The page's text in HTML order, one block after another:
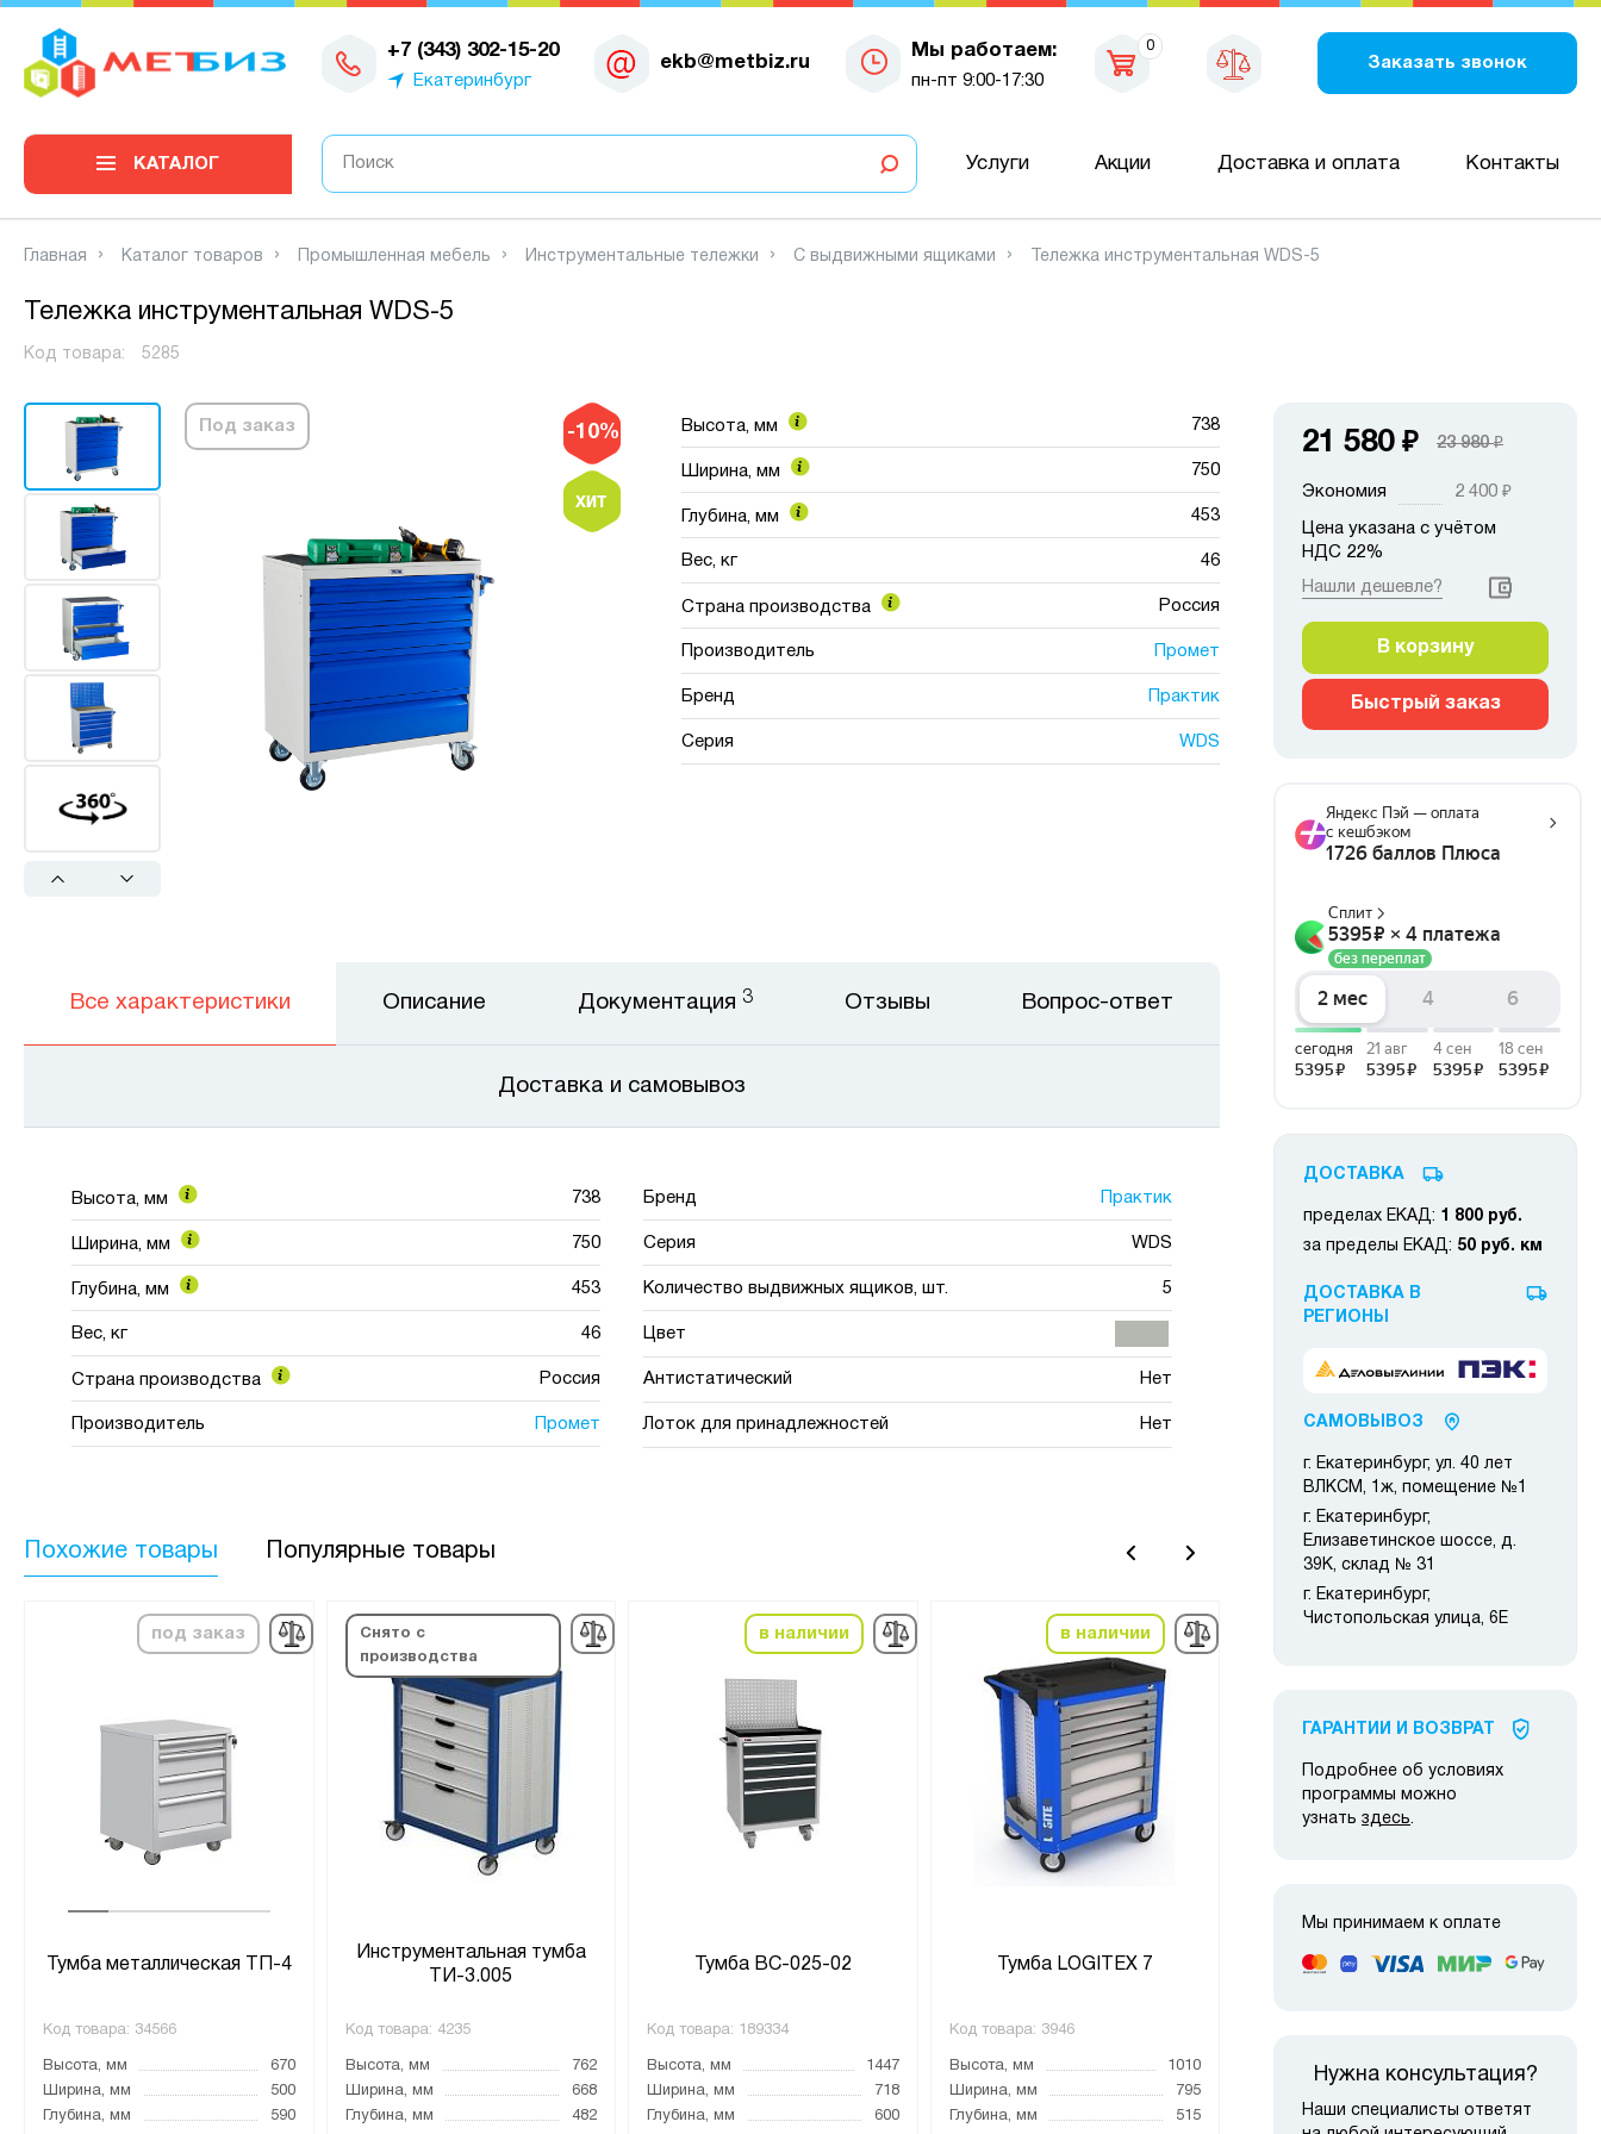
+7 (343) 302-15-20
Екатеринбург
ekb@metbiz.ru
Мы работаем:
пн-пт 9:00-17:30
0
Заказать звонок
0
КАТАЛОГ Услуги Акции Доставка и оплата Контакты
Главная Каталог товаров Промышленная мебель Инструментальные тележки С выдвижными ящиками Тележка инструментальная WDS-5
Тележка инструментальная WDS-5
Код товара: 5285
-10%
Previous Next
Под заказ Высота, мм 738
Ширина, мм 750
Глубина, мм 453
Вес, кг 46
Страна производства Россия
Производитель Промет
Бренд Практик
Серия WDS
Все характеристики
Высота, мм 738
Ширина, мм 750
Глубина, мм 453
Вес, кг 46
Страна производства Россия
Производитель Промет
Бренд Практик
Серия WDS
Количество выдвижных ящиков, шт. 5
Цвет
Антистатический Нет
Лоток для принадлежностей Нет
Описание Документация 3 Отзывы Вопрос-ответ
Доставка и самовывоз
Похожие товары Популярные товары
под заказ
Тумба металлическая ТП-4
Код товара: 34566
Высота, мм
670
Ширина, мм
500
Глубина, мм
590
Снято с
производства
Инструментальная тумба
ТИ-3.005
Код товара: 4235
Высота, мм
762
Ширина, мм
668
Глубина, мм
482
в наличии
Тумба ВС-025-02
Код товара: 189334
Высота, мм
1447
Ширина, мм
718
Глубина, мм
600
в наличии
Тумба LOGITEX 7
Код товара: 3946
Высота, мм
1010
Ширина, мм
795
Глубина, мм
515
Тумба ВЛ-037-02
Высота, мм
1641
Глубина, мм
600
21 580 ₽ 23 980₽
Экономия 2 400 ₽
Цена указана с учётом
НДС 22%
Нашли дешевле?
В корзину
Быстрый заказ
ДОСТАВКА
пределах ЕКАД: 1 800 руб.
за пределы ЕКАД: 50 руб. км
ДОСТАВКА В
РЕГИОНЫ
САМОВЫВОЗ
г. Екатеринбург, ул. 40 лет
ВЛКСМ, 1ж, помещение №1
г. Екатеринбург,
Елизаветинское шоссе, д.
39К, склад № 31
г. Екатеринбург,
Чистопольская улица, 6Е
ГАРАНТИИ И ВОЗВРАТ
Подробнее об условиях
программы можно
узнать здесь.
Мы принимаем к оплате
Нужна консультация?
Наши специалисты ответят